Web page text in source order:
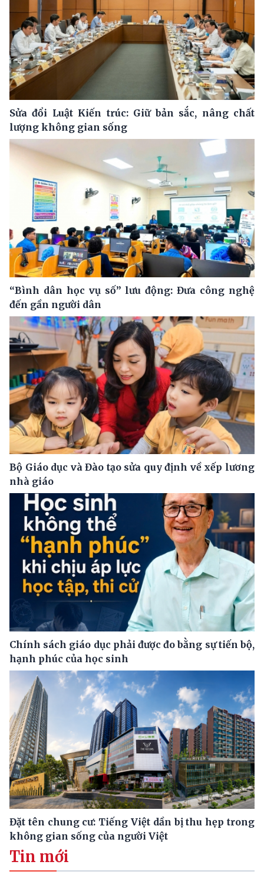
Sửa đổi Luật Kiến trúc: Giữ bản sắc, nâng chất
lượng không gian sống
“Bình dân học vụ số” lưu động: Đưa công nghệ
đến gần người dân
Bộ Giáo dục và Đào tạo sửa quy định về xếp lương
nhà giáo
Chính sách giáo dục phải được đo bằng sự tiến bộ,
hạnh phúc của học sinh
Đặt tên chung cư: Tiếng Việt dần bị thu hẹp trong
không gian sống của người Việt
Tin mới